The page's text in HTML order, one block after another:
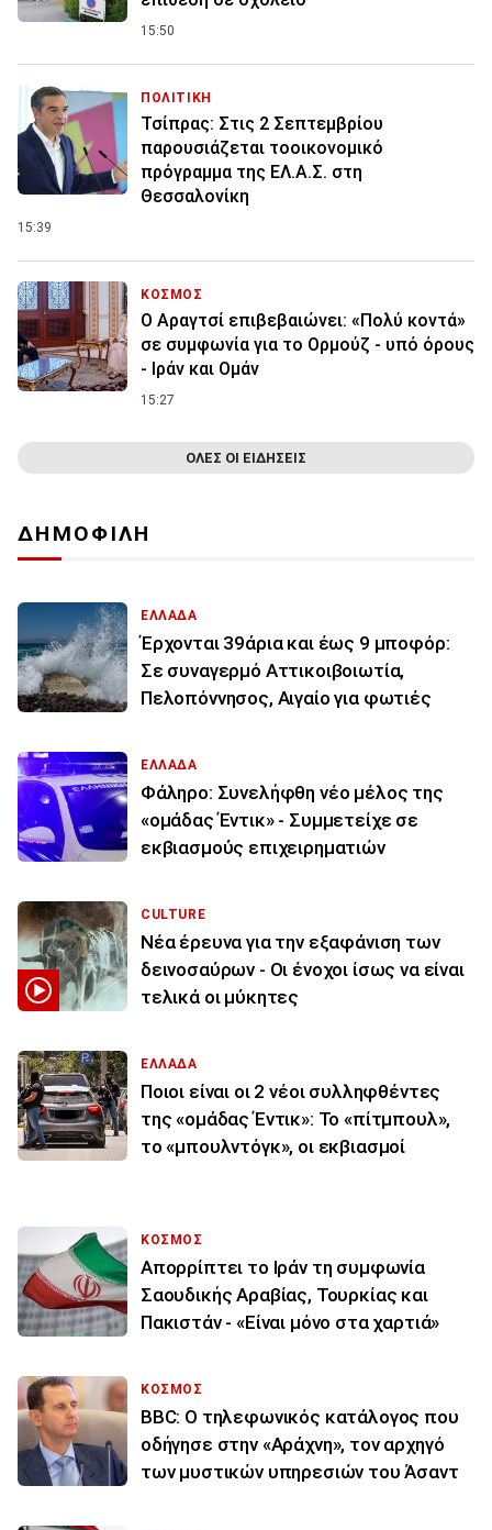
15:50
ΠΟΛΙΤΙΚΗ
Τσίπρας: Στις 2 Σεπτεμβρίου
παρουσιάζεται τοοικονομικό
πρόγραμμα της ΕΛ.Α.Σ. στη
Θεσσαλονίκη
15:39
ΚΟΣΜΟΣ
Ο Αραγτσί επιβεβαιώνει: «Πολύ κοντά»
σε συμφωνία για το Ορμούζ - υπό όρους
- Ιράν και Ομάν
15:27
ΟΛΕΣ ΟΙ ΕΙΔΗΣΕΙΣ
ΔΗΜΟΦΙΛΗ
ΕΛΛΑΔΑ
Έρχονται 39άρια και έως 9 μποφόρ:
Σε συναγερμό Αττικοιβοιωτία,
Πελοπόννησος, Αιγαίο για φωτιές
ΕΛΛΑΔΑ
Φάληρο: Συνελήφθη νέο μέλος της
«ομάδας Έντικ» - Συμμετείχε σε
εκβιασμούς επιχειρηματιών
CULTURE
Νέα έρευνα για την εξαφάνιση των
δεινοσαύρων - Οι ένοχοι ίσως να είναι
τελικά οι μύκητες
ΕΛΛΑΔΑ
Ποιοι είναι οι 2 νέοι συλληφθέντες
της «ομάδας Έντικ»: Το «πίτμπουλ»,
το «μπουλντόγκ», οι εκβιασμοί
ΚΟΣΜΟΣ
Απορρίπτει το Ιράν τη συμφωνία
Σαουδικής Αραβίας, Τουρκίας και
Πακιστάν - «Είναι μόνο στα χαρτιά»
ΚΟΣΜΟΣ
BBC: Ο τηλεφωνικός κατάλογος που
οδήγησε στην «Αράχνη», τον αρχηγό
των μυστικών υπηρεσιών του Άσαντ